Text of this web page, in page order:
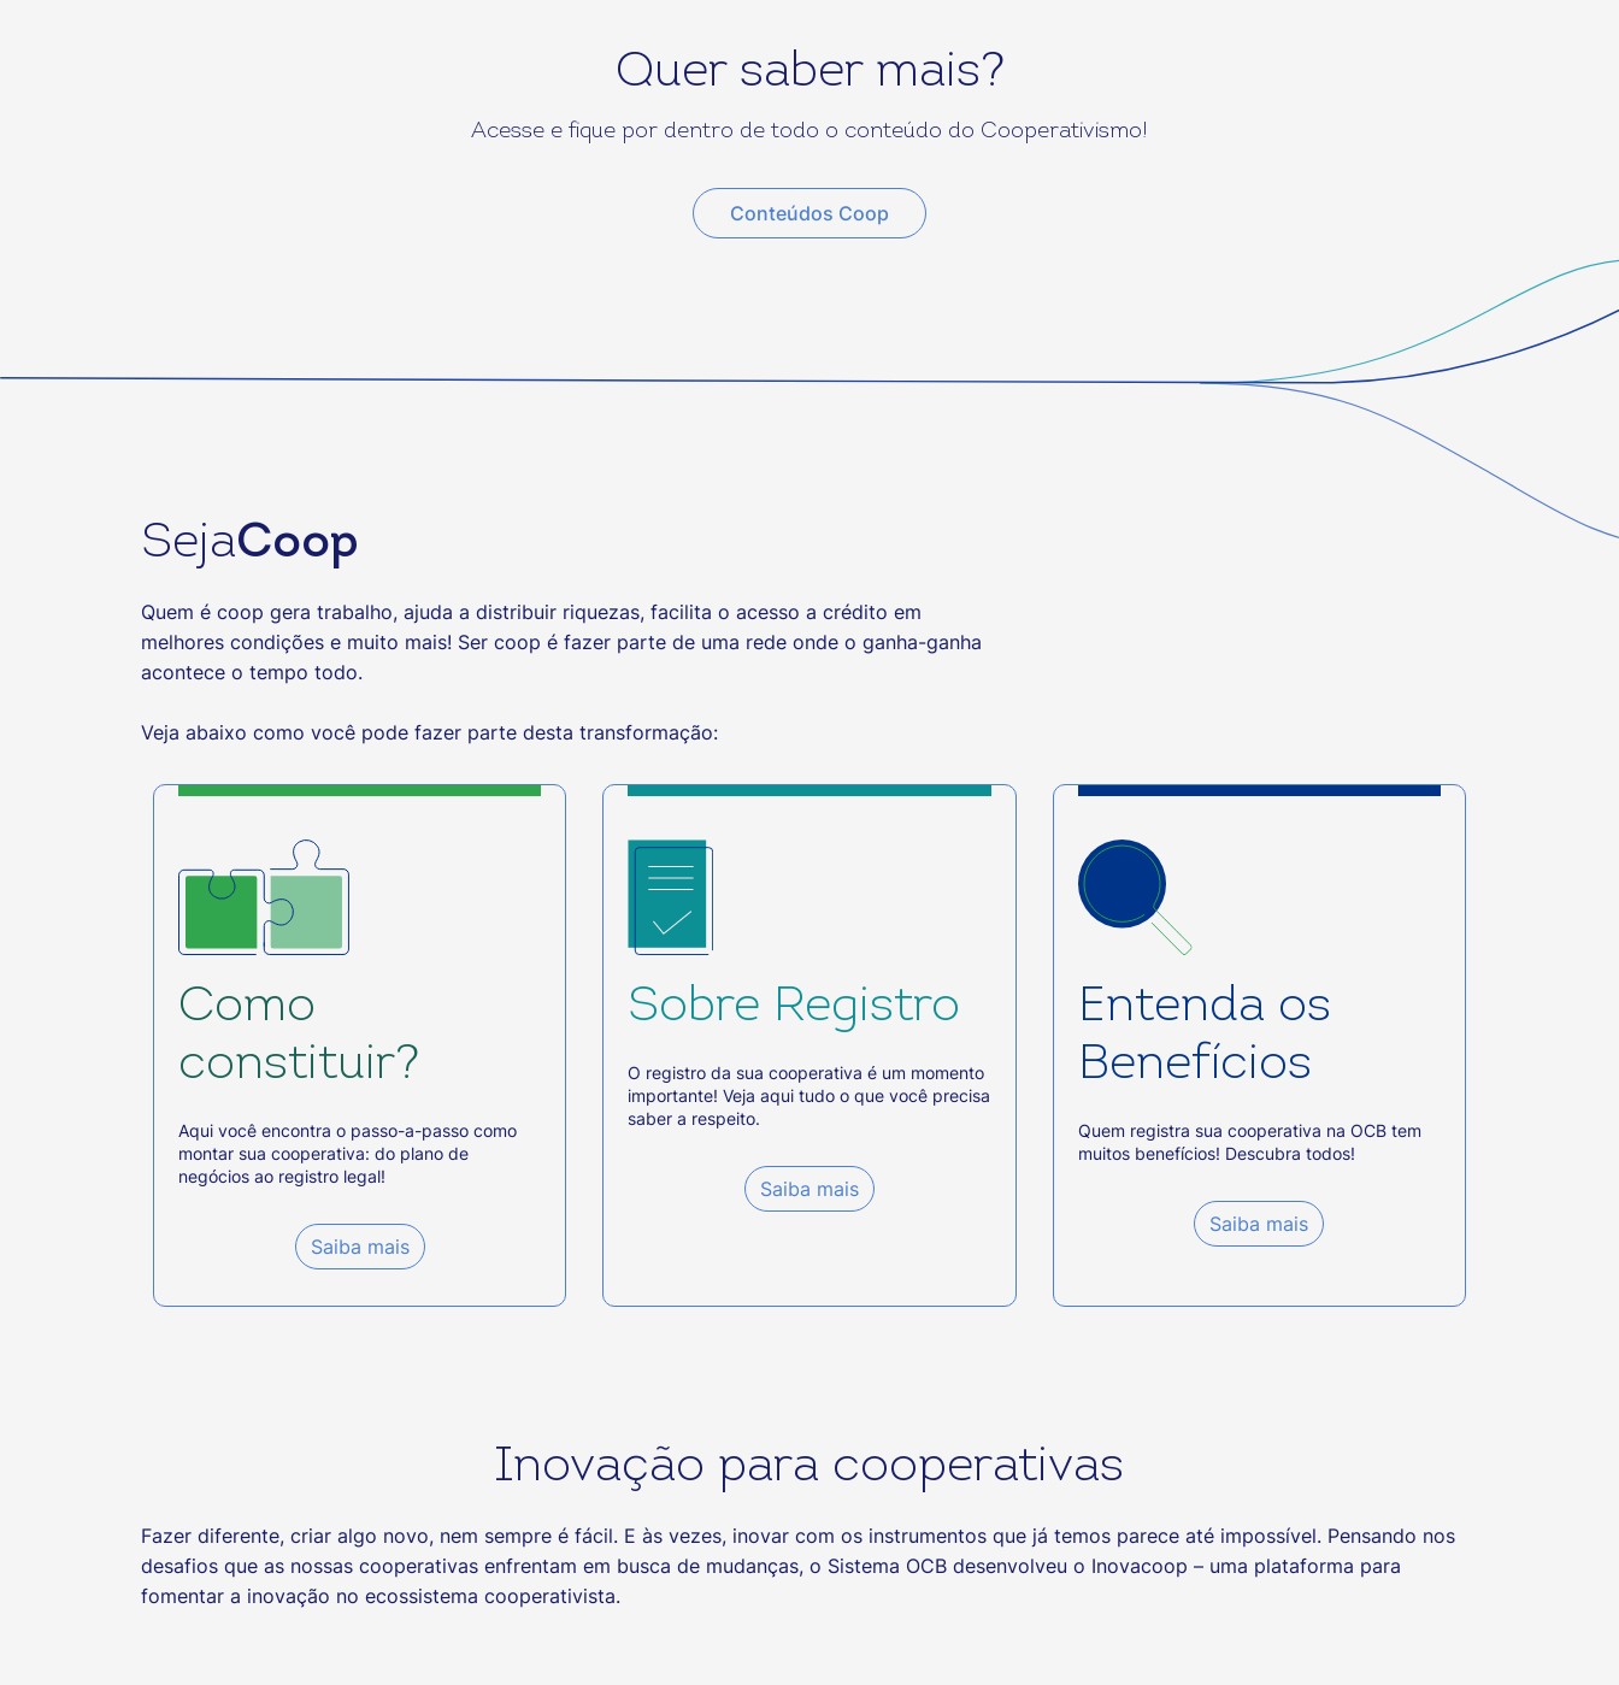
Quer saber mais?
Acesse e fique por dentro de todo o conteúdo do Cooperativismo!
Conteúdos Coop
SejaCoop
Quem é coop gera trabalho, ajuda a distribuir riquezas, facilita o acesso a crédito em
melhores condições e muito mais! Ser coop é fazer parte de uma rede onde o ganha-ganha
acontece o tempo todo.
Veja abaixo como você pode fazer parte desta transformação:
Como
constituir?
Aqui você encontra o passo-a-passo como
montar sua cooperativa: do plano de
negócios ao registro legal!
Saiba mais
Sobre Registro
O registro da sua cooperativa é um momento
importante! Veja aqui tudo o que você precisa
saber a respeito.
Saiba mais
Entenda os
Benefícios
Quem registra sua cooperativa na OCB tem
muitos benefícios! Descubra todos!
Saiba mais
Inovação para cooperativas
Fazer diferente, criar algo novo, nem sempre é fácil. E às vezes, inovar com os instrumentos que já temos parece até impossível. Pensando nos
desafios que as nossas cooperativas enfrentam em busca de mudanças, o Sistema OCB desenvolveu o Inovacoop – uma plataforma para
fomentar a inovação no ecossistema cooperativista.